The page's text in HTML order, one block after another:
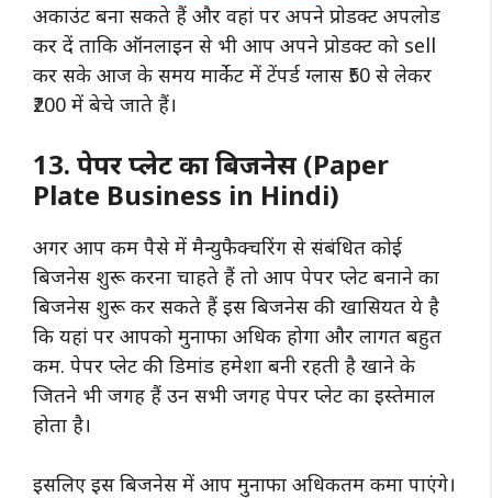
अकाउंट बना सकते हैं और वहां पर अपने प्रोडक्ट अपलोड
कर दें ताकि ऑनलाइन से भी आप अपने प्रोडक्ट को sell
कर सके आज के समय मार्केट में टेंपर्ड ग्लास ₹50 से लेकर
₹200 में बेचे जाते हैं।
13. पेपर प्लेट का बिजनेस (Paper
Plate Business in Hindi)
अगर आप कम पैसे में मैन्युफैक्चरिंग से संबंधित कोई
बिजनेस शुरू करना चाहते हैं तो आप पेपर प्लेट बनाने का
बिजनेस शुरू कर सकते हैं इस बिजनेस की खासियत ये है
कि यहां पर आपको मुनाफा अधिक होगा और लागत बहुत
कम. पेपर प्लेट की डिमांड हमेशा बनी रहती है खाने के
जितने भी जगह हैं उन सभी जगह पेपर प्लेट का इस्तेमाल
होता है।
इसलिए इस बिजनेस में आप मुनाफा अधिकतम कमा पाएंगे।